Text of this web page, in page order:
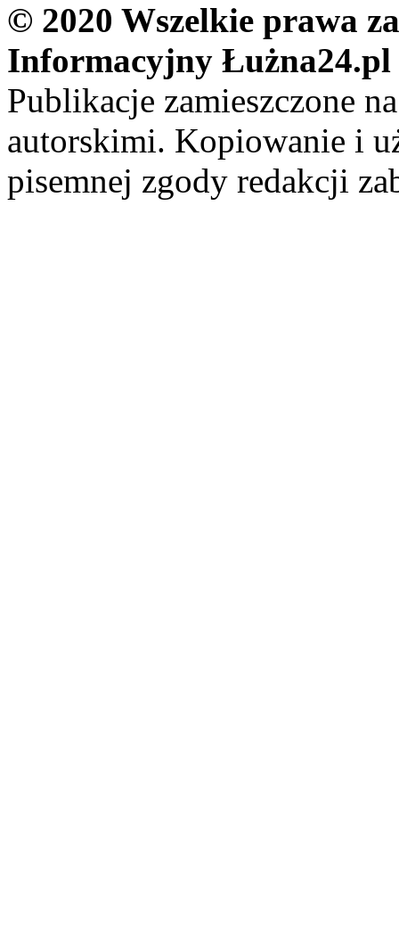
© 2020 Wszelkie prawa
Informacyjny Łużna24.pl
Publikacje zamieszczone
autorskimi. Kopiowanie i
pisemnej zgody redakcji